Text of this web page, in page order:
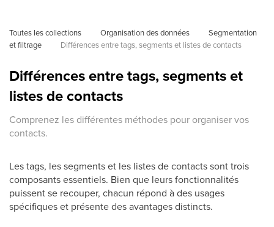
Toutes les collections Organisation des données
Segmentation
et filtrage
Différences entre tags, segments et listes de contacts
Différences entre tags, segments et
listes de contacts
Comprenez les différentes méthodes pour organiser vos
contacts.
Les tags, les segments et les listes de contacts sont trois
composants essentiels. Bien que leurs fonctionnalités
puissent se recouper, chacun répond à des usages
spécifiques et présente des avantages distincts.